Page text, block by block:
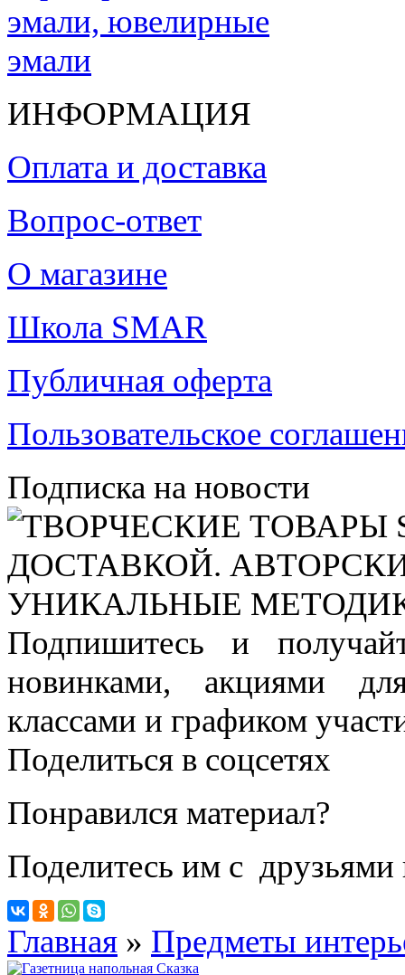
ИНФОРМАЦИЯ
Оплата и доставка
Вопрос-ответ
О магазине
Школа SMAR
Публичная оферта
Пользовательское
Подписка на новости
Подпишитесь и
новинками, акциями
классами и графиком
Поделиться в соцсетях
Понравился материал?
Поделитесь им с друзьями
Главная » Предметы